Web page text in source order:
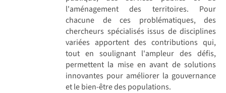
l'aménagement des territoires. Pour
chacune de ces problématiques, des
chercheurs spécialisés issus de disciplines
variées apportent des contributions qui,
tout en soulignant l'ampleur des défis,
permettent la mise en avant de solutions
innovantes pour améliorer la gouvernance
et le bien-être des populations.